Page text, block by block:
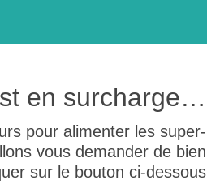
en surcharge…
pour alimenter les super-
vous demander de bien
sur le bouton ci-dessous